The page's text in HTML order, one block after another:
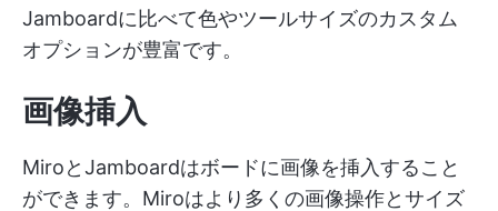
Jamboardに比べて色やツールサイズのカスタム
オプションが豊富です。
画像挿入
MiroとJamboardはボードに画像を挿入すること
ができます。Miroはより多くの画像操作とサイズ